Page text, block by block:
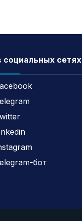
сетях
бот